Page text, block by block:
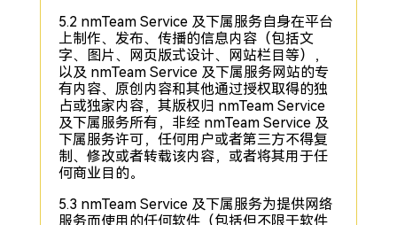
5.2 nmTeam Service 及下属服务自身在平台
上制作、发布、传播的信息内容（包括文
字、图片、网页版式设计、网站栏目等），
以及 nmTeam Service 及下属服务网站的专
有内容、原创内容和其他通过授权取得的独
占或独家内容，其版权归 nmTeam Service
及下属服务所有，非经 nmTeam Service 及
下属服务许可，任何用户或者第三方不得复
制、修改或者转载该内容，或者将其用于任
何商业目的。
5.3 nmTeam Service 及下属服务为提供网络
服务而使用的任何软件（包括但不限于软件